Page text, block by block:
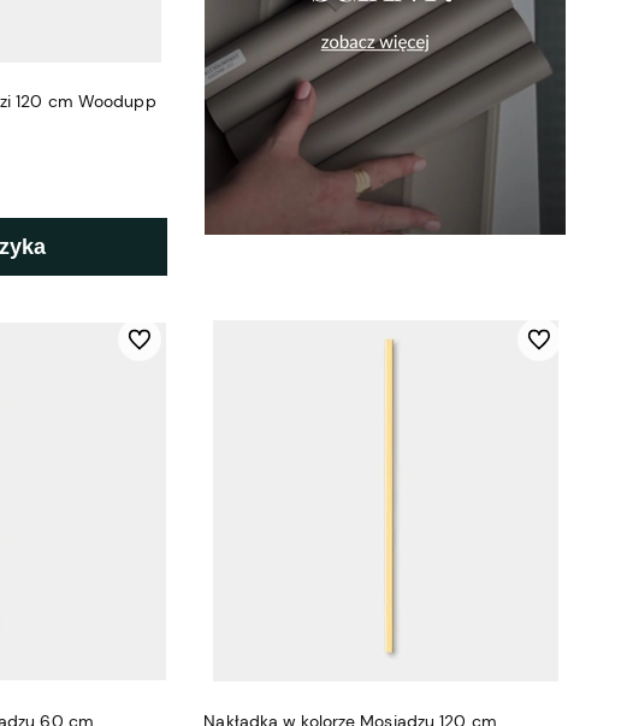
120 cm Woodupp
60 cm
Do ulubionych
Nakładka w kolorze Mosiądzu 120 cm
Do ulubionych